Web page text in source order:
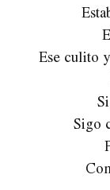
Ese culito
Sigo